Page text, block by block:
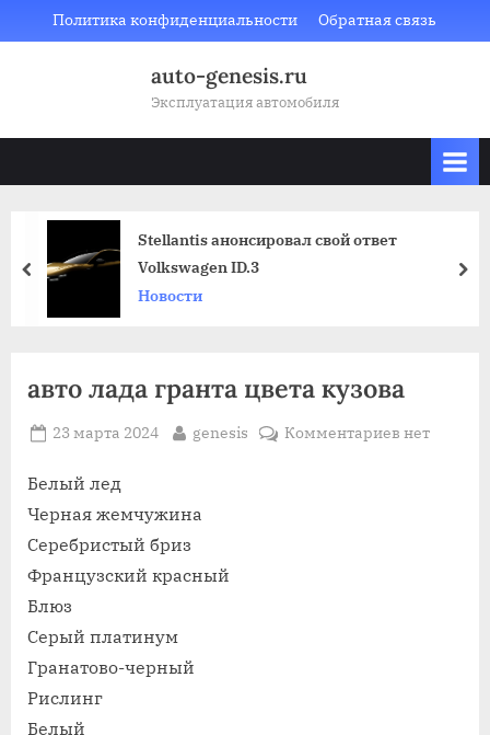
to
Политика конфиденциальности Обратная связь
auto-genesis.ru
Эксплуатация автомобиля
Stellantis анонсировал свой ответ
Volkswagen ID.3
Новости
prev
авто лада гранта цвета кузова
Posted
23 марта 2024 By
genesis Комментариевкнет
Белый лед
Черная жемчужина
Серебристый бриз
Французский красный
Блюз
Серый платинум
Гранатово-черный
Рислинг
Белый